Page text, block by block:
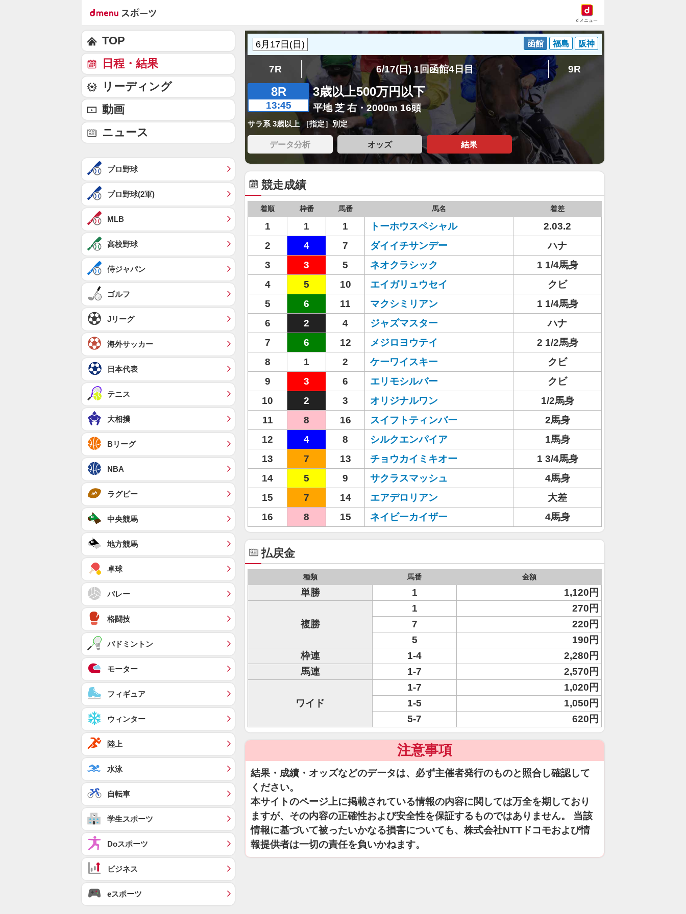
dメニュー
函館 福島 阪神
7R 6/17(日) 1回函館4日目 9R
8R
13:45
3歳以上500万円以下
平地 芝 右・2000m 16頭
サラ系 3歳以上 ［指定］別定
データ分析 オッズ 結果
競走成績
着順 枠番 馬番 馬名 着差
1 1 1 トーホウスペシャル
2.03.2
2
4 7 ダイイチサンデー
ハナ
3
3 5 ネオクラシック
1 1/4馬身
4
5 10 エイガリュウセイ
クビ
5
6 11 マクシミリアン
1 1/4馬身
6
2 4 ジャズマスター
ハナ
7
6 12 メジロヨウテイ
2 1/2馬身
8
1 2 ケーワイスキー
クビ
9
3 6 エリモシルバー
クビ
10
2 3 オリジナルワン
1/2馬身
11
8 16 スイフトティンバー
2馬身
12
4 8 シルクエンパイア
1馬身
13
7 13 チョウカイミキオー
1 3/4馬身
14
5 9 サクラスマッシュ
4馬身
15
7 14 エアデロリアン
大差
16
8 15 ネイビーカイザー 4馬身
払戻金
種類 馬番 金額
単勝 1 1,120円
複勝
1
270円
7
220円
5
190円
枠連
1-4
2,280円
馬連
1-7 2,570円
ワイド
1-7
1,020円
1-5
1,050円
5-7
620円
注意事項
結果・成績・オッズなどのデータは、必ず主催者発行のものと照合し確認して
ください。
本サイトのページ上に掲載されている情報の内容に関しては万全を期しており
ますが、その内容の正確性および安全性を保証するものではありません。 当該
情報に基づいて被ったいかなる損害についても、株式会社NTTドコモおよび情
報提供者は一切の責任を負いかねます。
TOP
日程・結果
リーディング
動画
ニュース
プロ野球
プロ野球(2軍)
MLB
高校野球
侍ジャパン
ゴルフ
Jリーグ
海外サッカー
日本代表
テニス
大相撲
Bリーグ
NBA
ラグビー
中央競馬
地方競馬
卓球
バレー
格闘技
バドミントン
モーター
フィギュア
ウィンター
陸上
水泳
自転車
学生スポーツ
Doスポーツ
ビジネス
eスポーツ